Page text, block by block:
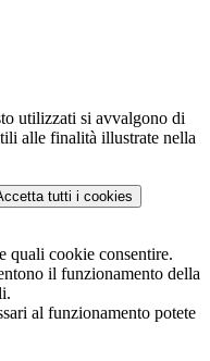
utilizzati si avvalgono di
alle finalità illustrate nella
tutti i cookies
quali cookie consentire.
il funzionamento della
al funzionamento potete